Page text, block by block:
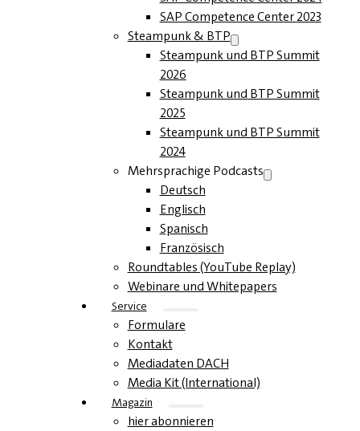
SAP Competence Center 2023
Steampunk & BTP
Steampunk und BTP Summit
2026
Steampunk und BTP Summit
2025
Steampunk und BTP Summit
2024
Mehrsprachige Podcasts
Deutsch
Englisch
Spanisch
Französisch
Roundtables (YouTube Replay)
Webinare und Whitepapers
Service
Formulare
Kontakt
Mediadaten DACH
Media Kit (International)
Magazin
hier abonnieren